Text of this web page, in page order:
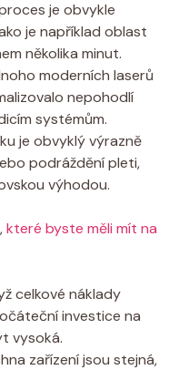
je obvykle
je například oblast
několika minut.
moderních laserů
nepohodlí
systémům.
je obvyklý výrazně
podráždění pleti,
výhodou.
,které byste měli mít na
celkové náklady
investice na
vysoká.
zařízení jsou stejná,